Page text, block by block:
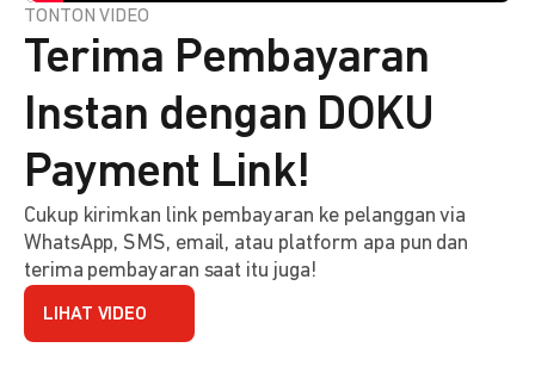
TONTON VIDEO
Terima Pembayaran
Instan dengan DOKU
Payment Link!
Cukup kirimkan link pembayaran ke pelanggan via
WhatsApp, SMS, email, atau platform apa pun dan
terima pembayaran saat itu juga!
LIHAT VIDEO